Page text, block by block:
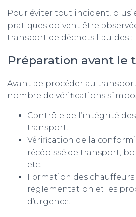
Pour éviter tout incident,
pratiques doivent être
transport de déchets liquides :
Préparation avant le
Avant de procéder au
nombre de vérifications
Contrôle de l’intégrité
transport.
Vérification de la
récépissé de transport,
etc.
Formation des chauffeurs
réglementation et les
d’urgence.